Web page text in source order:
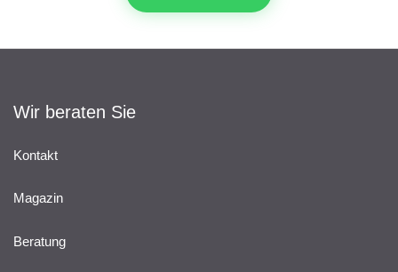
Wir beraten Sie
Kontakt
Magazin
Beratung